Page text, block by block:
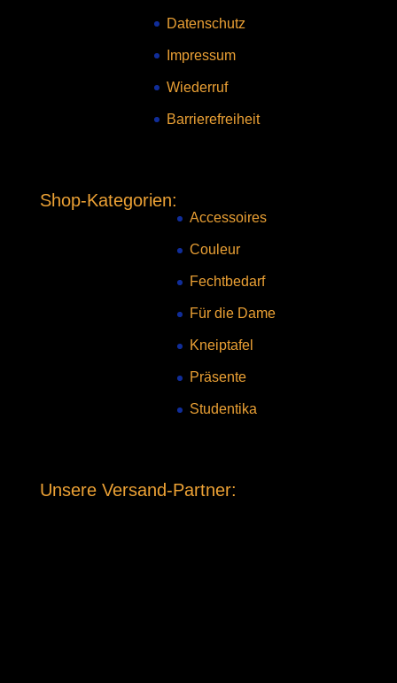
Datenschutz
Impressum
Wiederruf
Barrierefreiheit
Shop-Kategorien:
Accessoires
Couleur
Fechtbedarf
Für die Dame
Kneiptafel
Präsente
Studentika
Unsere Versand-Partner: